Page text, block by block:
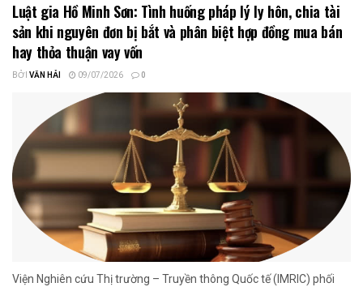
Luật gia Hồ Minh Sơn: Tình huống pháp lý ly hôn, chia tài
sản khi nguyên đơn bị bắt và phân biệt hợp đồng mua bán
hay thỏa thuận vay vốn
BỞI VĂN HẢI 09/07/2026 0
Viện Nghiên cứu Thị trường – Truyền thông Quốc tế (IMRIC) phối